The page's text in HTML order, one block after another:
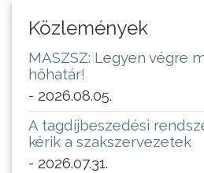
Közlemények
MASZSZ: Legyen végre
hőhatár!
- 2026.08.05.
A tagdíjbeszedési
kérik a szakszervezetek
- 2026.07.31.